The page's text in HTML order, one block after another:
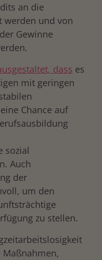
an die
werden und von
Gewinne
dass es
mit geringen
Chance auf
sozial
Auch
der
um den
zu stellen.